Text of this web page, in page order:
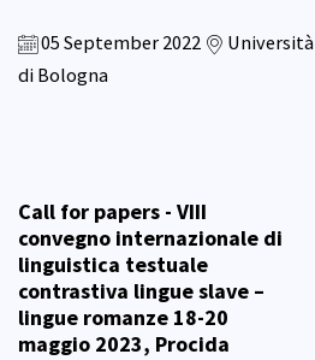
05 September 2022
Università
di Bologna
Call for papers - VIII
convegno internazionale di
linguistica testuale
contrastiva lingue slave –
lingue romanze 18-20
maggio 2023, Procida